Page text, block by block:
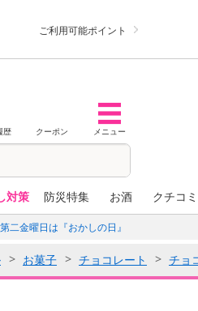
ご利用可能ポイント
歴 クーポン メニュー
対策 防災特集 お酒 クチコ
二金曜日は『おかしの日』
お菓子 チョコレート チョ